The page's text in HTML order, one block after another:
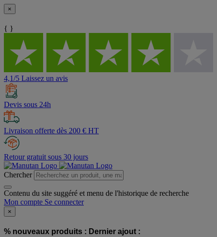
×
{ }
4,1/5 Laissez un avis
Devis sous 24h
Livraison offerte dès 200 € HT
Retour gratuit sous 30 jours
Chercher
Contenu du site suggéré et menu de l'historique de recherche
Mon compte Se connecter
×
% nouveaux produits : Dernier ajout :